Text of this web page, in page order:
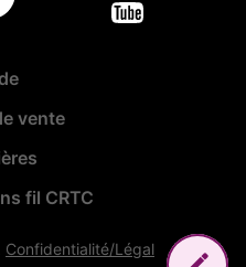
vente
fil CRTC
Confidentialité/Légal